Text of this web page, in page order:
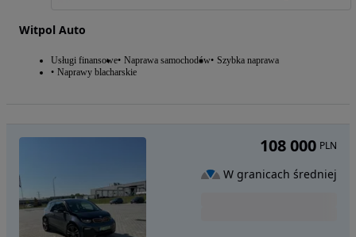
Witpol Auto
Usługi finansowe Naprawa samochodów Szybka naprawa
Naprawy blacharskie
108 000 PLN
W granicach średniej